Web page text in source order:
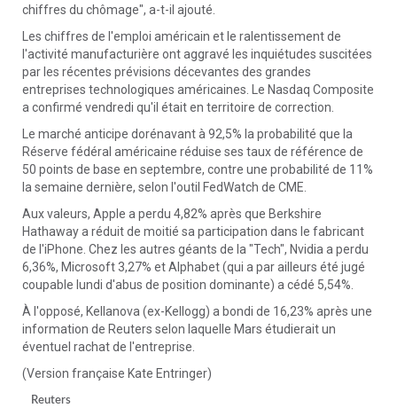
chiffres du chômage", a-t-il ajouté.
Les chiffres de l'emploi américain et le ralentissement de
l'activité manufacturière ont aggravé les inquiétudes suscitées
par les récentes prévisions décevantes des grandes
entreprises technologiques américaines. Le Nasdaq Composite
a confirmé vendredi qu'il était en territoire de correction.
Le marché anticipe dorénavant à 92,5% la probabilité que la
Réserve fédéral américaine réduise ses taux de référence de
50 points de base en septembre, contre une probabilité de 11%
la semaine dernière, selon l'outil FedWatch de CME.
Aux valeurs, Apple a perdu 4,82% après que Berkshire
Hathaway a réduit de moitié sa participation dans le fabricant
de l'iPhone. Chez les autres géants de la "Tech", Nvidia a perdu
6,36%, Microsoft 3,27% et Alphabet (qui a par ailleurs été jugé
coupable lundi d'abus de position dominante) a cédé 5,54%.
À l'opposé, Kellanova (ex-Kellogg) a bondi de 16,23% après une
information de Reuters selon laquelle Mars étudierait un
éventuel rachat de l'entreprise.
(Version française Kate Entringer)
Reuters